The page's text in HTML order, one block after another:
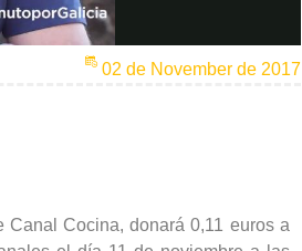
02 de November de 2017
Canal Cocina, donará 0,11 euros a